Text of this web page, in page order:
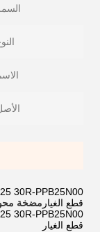
قطع الغيار مضخة
قطع الغيار